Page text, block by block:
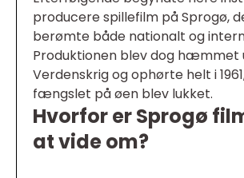
producere spillefilm på Sprogø,
berømte både nationalt og
Produktionen blev dog hæmmet
Verdenskrig og ophørte helt i
fængslet på øen blev lukket.
Hvorfor er Sprogø
at vide om?